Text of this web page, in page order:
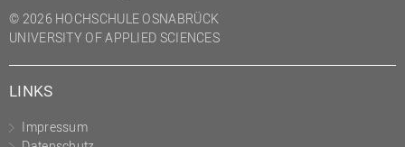
© 2026 HOCHSCHULE OSNABRÜCK
UNIVERSITY OF APPLIED SCIENCES
LINKS
Impressum